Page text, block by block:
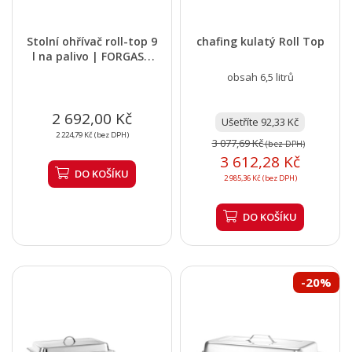
Stolní ohřívač roll-top 9
l na palivo | FORGAST
2 692,00 Kč
2 224,79 Kč (bez DPH)
DO KOŠÍKU
chafing kulatý Roll Top
obsah 6,5 litrů
Ušetříte 92,33 Kč
3 077,69 Kč(bez DPH)
3 612,28 Kč
2 985,36 Kč (bez DPH)
DO KOŠÍKU
-20%